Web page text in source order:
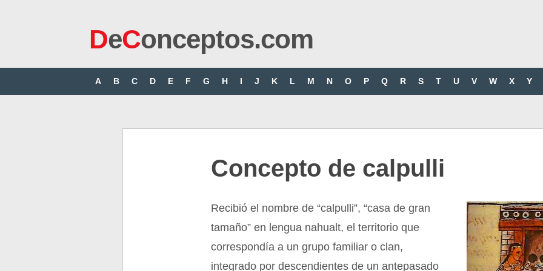
DeConceptos.com
A B C D E F G H I J K L M N O P Q R S T U V W X Y
Concepto de calpulli
Recibió el nombre de “calpulli”, “casa de gran
tamaño” en lengua nahualt, el territorio que
correspondía a un grupo familiar o clan,
integrado por descendientes de un antepasado